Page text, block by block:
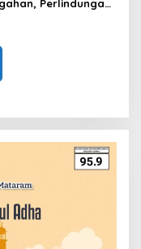
Perlindungan